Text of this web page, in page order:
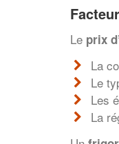
Le prix
La
Le
Les
La